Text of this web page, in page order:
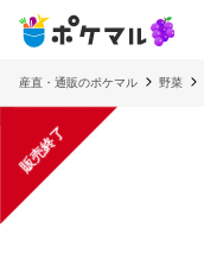
産直・通販のポケマル 野菜
販売終了